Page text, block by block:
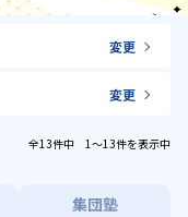
変更
変更
全13件中 1〜13件を表示中
集団塾